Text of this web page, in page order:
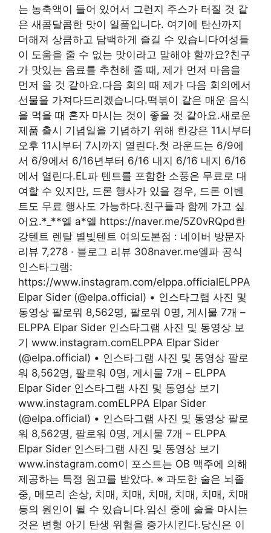
는 농축액이 들어 있어서 그런지 주스가 터질 것 같
은 새콤달콤한 맛이 일품입니다. 여기에 탄산까지
더해져 상큼하고 담백하게 즐길 수 있습니다여성들
이 도움을 줄 수 없는 맛이라고 말해야 할까요?친구
가 맛있는 음료를 추천해 줄 때, 제가 먼저 마음을
먼저 올 것 같아요.다음 회의 때 제가 다음 회의에서
선물을 가져다드리겠습니다.떡볶이 같은 매운 음식
을 먹을 때 혼자 마시는 것이 좋을 것 같아요.새로운
제품 출시 기념일을 기념하기 위해 한강은 11시부터
오후 11시부터 7시까지 열린다.첫 라운드는 6/9에
서 6/9에서 6/16년부터 6/16 내지 6/16 내지 6/16
에서 열린다.EL파 텐트를 포함한 소풍은 무료로 대
여할 수 있지만, 드론 행사가 있을 경우, 드론 이벤
트도 무료 행사도 가능하다.친구들과 함께 가고 싶
어요.*_**엘 a*엘 https://naver.me/5Z0vRQpd한
강텐트 렌탈 별빛텐트 여의도본점 : 네이버 방문자
리뷰 7,278 · 블로그 리뷰 308naver.me엘파 공식
인스타그램:
https://www.instagram.com/elppa.officialELPPA
Elpar Sider (@elpa.official) • 인스타그램 사진 및
동영상 팔로워 8,562명, 팔로워 0명, 게시물 7개 –
ELPPA Elpar Sider 인스타그램 사진 및 동영상 보
기 www.instagram.comELPPA Elpar Sider
(@elpa.official) • 인스타그램 사진 및 동영상 팔로
워 8,562명, 팔로워 0명, 게시물 7개 – ELPPA
Elpar Sider 인스타그램 사진 및 동영상 보기
www.instagram.comELPPA Elpar Sider
(@elpa.official) • 인스타그램 사진 및 동영상 팔로
워 8,562명, 팔로워 0명, 게시물 7개 – ELPPA
Elpar Sider 인스타그램 사진 및 동영상 보기
www.instagram.com이 포스트는 OB 맥주에 의해
제공하는 특정 원고를 받았다. ※ 과도한 술은 뇌졸
중, 메모리 손상, 치매, 치매, 치매, 치매, 치매, 치매
등의 원인이 될 수 있습니다.임신 중에 술을 마시는
것은 변형 아기 탄생 위험을 증가시킨다.당신은 이